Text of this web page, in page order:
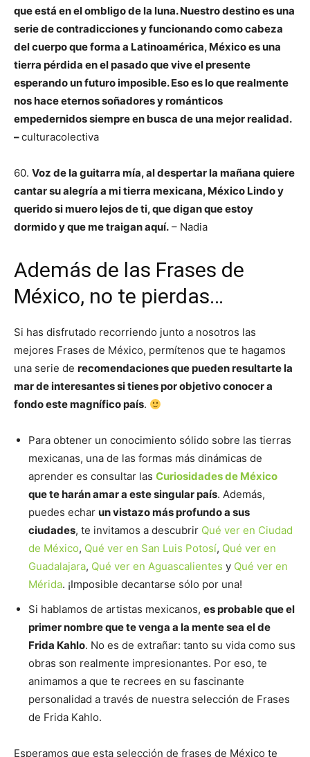
que está en el ombligo de la luna. Nuestro destino es una
serie de contradicciones y funcionando como cabeza
del cuerpo que forma a Latinoamérica, México es una
tierra pérdida en el pasado que vive el presente
esperando un futuro imposible. Eso es lo que realmente
nos hace eternos soñadores y románticos
empedernidos siempre en busca de una mejor realidad.
–culturacolectiva
60. Voz de la guitarra mía, al despertar la mañana quiere
cantar su alegría a mi tierra mexicana, México Lindo y
querido si muero lejos de ti, que digan que estoy
dormidoy que me traigan aquí. – Nadia
Además de las Frases de
México, no te pierdas…
Si has disfrutado recorriendo junto a nosotros las
mejores Frases de México, permítenos que te hagamos
una serie de recomendaciones que pueden resultarte la
mar de interesantes si tienes por objetivo conocer a
fondo este magnífico país.
Para obtener un conocimiento sólido sobre las tierras
mexicanas, una de las formas más dinámicas de
aprender es consultar las Curiosidades de México
que te harán amar a este singular país. Además,
puedes echar un vistazo más profundo a sus
ciudades, te invitamos a descubrir Qué ver en Ciudad
de México, Qué ver en San Luis Potosí, Qué ver en
Guadalajara, Qué ver en Aguascalientes y Qué ver en
Mérida. ¡Imposible decantarse sólo por una!
Si hablamos de artistas mexicanos, es probable que el
primer nombre que te venga a la mente sea el de
Frida Kahlo. No es de extrañar: tanto su vida como sus
obras son realmente impresionantes. Por eso, te
animamos a que te recrees en su fascinante
personalidad a través de nuestra selección de Frases
de Frida Kahlo.
Esperamos que esta selección de frases de México te